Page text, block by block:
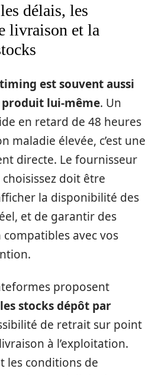
délais, les
livraison et la
est souvent aussi
lui-même. Un
en retard de 48 heures
maladie élevée, c’est une
directe. Le fournisseur
doit être
la disponibilité des
et de garantir des
avec vos
proposent
stocks dépôt par
de retrait sur point
à l’exploitation.
les conditions de